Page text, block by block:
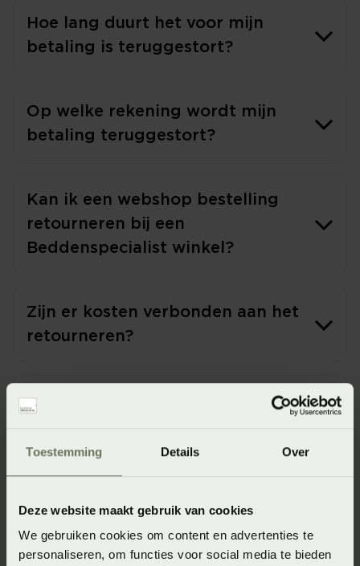
Toestemming Details Over
Deze website maakt gebruik van cookies
We gebruiken cookies om content en advertenties te
personaliseren, om functies voor social media te bieden
Hoe lang duurt het voor mijn
betaling is teruggestort?
Op welke rekening wordt mijn
betaling teruggestort?
Kan ik een webshop bestelling
retourneren bij een
Beddenspecialist winkel?
Zijn er kosten verbonden aan het
retourneren?
Retour nog niet terugbetaald?